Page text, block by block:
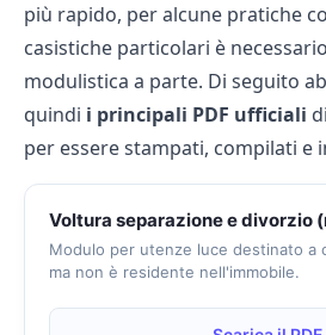
più rapido, per alcune pratiche
casistiche particolari è
modulistica a parte. Di seguito
quindi i principali PDF ufficiali
per essere stampati, compilati e
Voltura separazione e divorzio
Modulo per utenze luce destinato a
ma non è residente nell'immobile.